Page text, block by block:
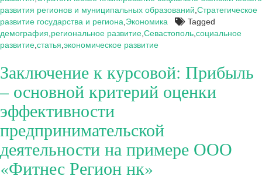
города
Севастополь)
развития регионов и муниципальных образований Стратегическое
развитие государства и региона Экономика
Tagged
демография региональное развитие Севастополь социальное
развитие статья экономическое развитие
Заключение к курсовой: Прибыль
– основной критерий оценки
эффективности
предпринимательской
деятельности на примере ООО
«Фитнес Регион нк»